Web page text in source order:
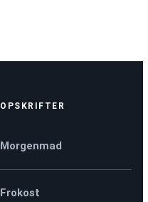
OPSKRIFTER
Morgenmad
Frokost